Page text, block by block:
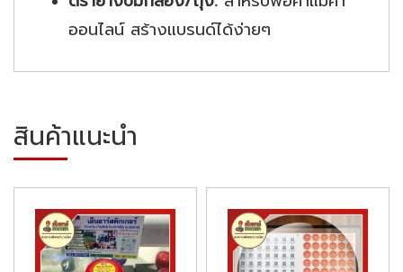
ออนไลน์ สร้างแบรนด์ได้ง่ายๆ
สินค้าแนะนำ